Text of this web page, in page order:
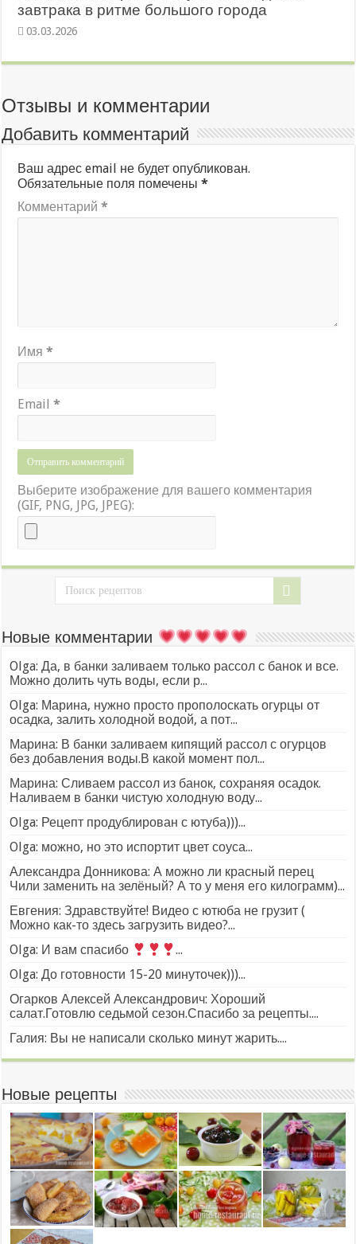
завтрака в ритме большого города
03.03.2026
Отзывы и комментарии
Добавить комментарий
Ваш адрес email не будет опубликован.
Обязательные поля помечены*
Комментарий*
Имя*
Email*
Выберите изображение для вашего комментария
(GIF, PNG, JPG, JPEG):
Новые комментарии
Olga: Да, в банки заливаем только рассол с банок и все.
Можно долить чуть воды, если р...
Olga: Марина, нужно просто прополоскать огурцы от
осадка, залить холодной водой, а пот...
Марина: В банки заливаем кипящий рассол с огурцов
без добавления воды.В какой момент пол...
Марина: Сливаем рассол из банок, сохраняя осадок.
Наливаем в банки чистую холодную воду...
Olga: Рецепт продублирован с ютуба)))...
Olga: можно, но это испортит цвет соуса...
Александра Донникова: А можно ли красный перец
Чили заменить на зелёный? А то у меня его килограмм)...
Евгения: Здравствуйте! Видео с ютюба не грузит (
Можно как-то здесь загрузить видео?...
Olga: И вам спасибо
...
Olga: До готовности 15-20 минуточек)))...
Огарков Алексей Александрович: Хороший
салат.Готовлю седьмой сезон.Спасибо за рецепты....
Галия: Вы не написали сколько минут жарить....
Новые рецепты